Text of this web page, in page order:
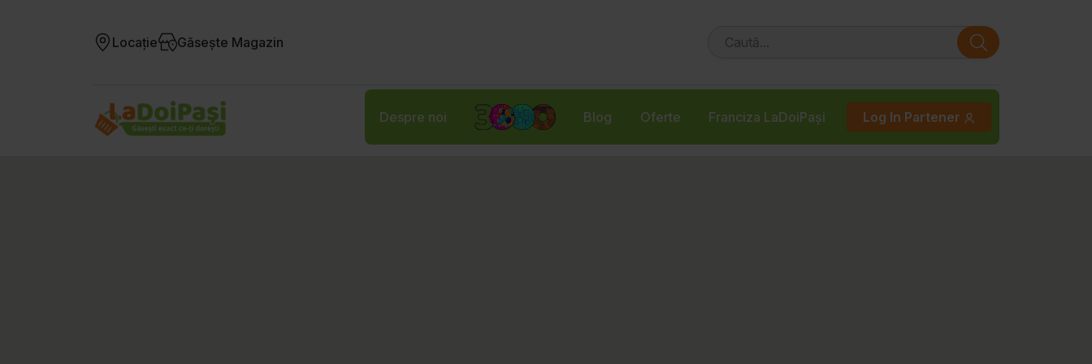
Locație Găsește Magazin
Despre noi Blog Oferte Franciza LaDoiPași Log In Partener